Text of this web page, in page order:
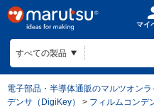
マイ
電子部品・半導体通販のマルツオンラ
デンサ（DigiKey）
> フィルムコンデ